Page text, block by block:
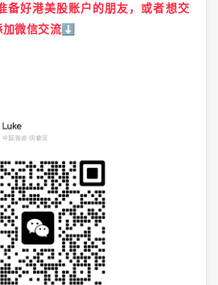
备好港美股账户的朋友，或者想交
加微信交流⬇️